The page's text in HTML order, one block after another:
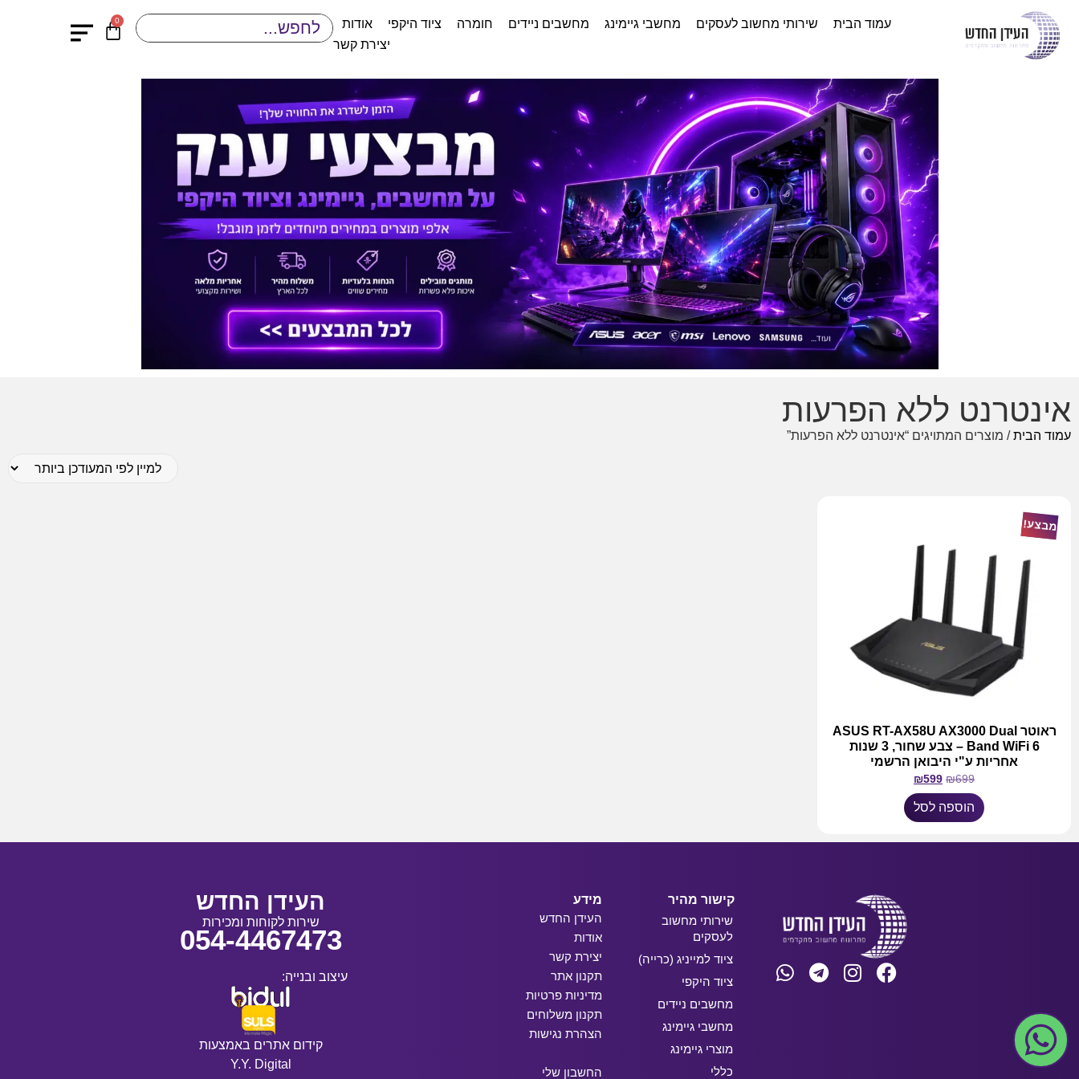
עמוד הבית שירותי מחשוב לעסקים מחשבי גיימינג מחשבים ניידים חומרה ציוד היקפי
אודות
יצירת קשר
0
אינטרנט ללא הפרעות
עמוד הבית/ מוצרים המתויגים “אינטרנט ללא הפרעות”
מבצע!
ראוטר ASUS RT-AX58U AX3000 Dual
Band WiFi 6 – צבע שחור, 3 שנות
אחריות ע"י היבואן הרשמי
₪699
₪599
הוספה לסל
קישור מהיר
שירותי מחשוב
לעסקים
ציוד למייניג (כרייה)
ציוד היקפי
מחשבים ניידים
מחשבי גיימינג
מוצרי גיימינג
כללי
מידע
העידן החדש
אודות
יצירת קשר
תקנון אתר
מדיניות פרטיות
תקנון משלוחים
הצהרת נגישות
החשבון שלי
העידן החדש
שירות לקוחות ומכירות
054-4467473
עיצוב ובנייה:
קידום אתרים באמצעות
Y.Y. Digital